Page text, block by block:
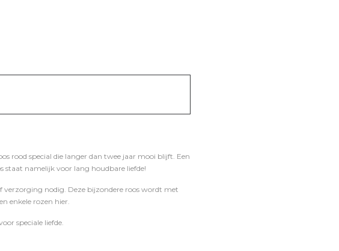
rood special die langer dan twee jaar mooi blijft. Een
staat namelijk voor lang houdbare liefde!
verzorging nodig. Deze bijzondere roos wordt met
enkele rozen hier.
speciale liefde.